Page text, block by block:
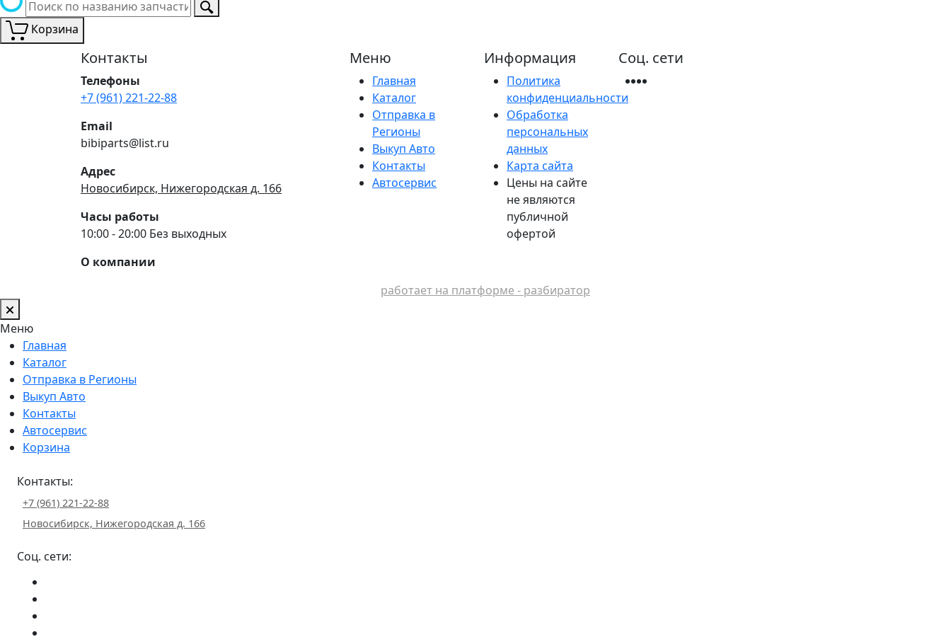
Корзина
Контакты
Телефоны
+7 (961) 221-22-88
Email
bibiparts@list.ru
Адрес
Новосибирск, Нижегородская д. 166
Часы работы
10:00 - 20:00 Без выходных
О компании
Меню
Главная
Каталог
Отправка в
Регионы
Выкуп Авто
Контакты
Автосервис
Информация
Политика
конфиденциальности
Обработка
персональных
данных
Карта сайта
Цены на сайте
не являются
публичной
офертой
Соц. сети
работает на платформе - разбиратор
Меню
Главная
Каталог
Отправка в Регионы
Выкуп Авто
Контакты
Автосервис
Корзина
Контакты:
+7 (961) 221-22-88
Новосибирск, Нижегородская д. 166
Соц. сети: